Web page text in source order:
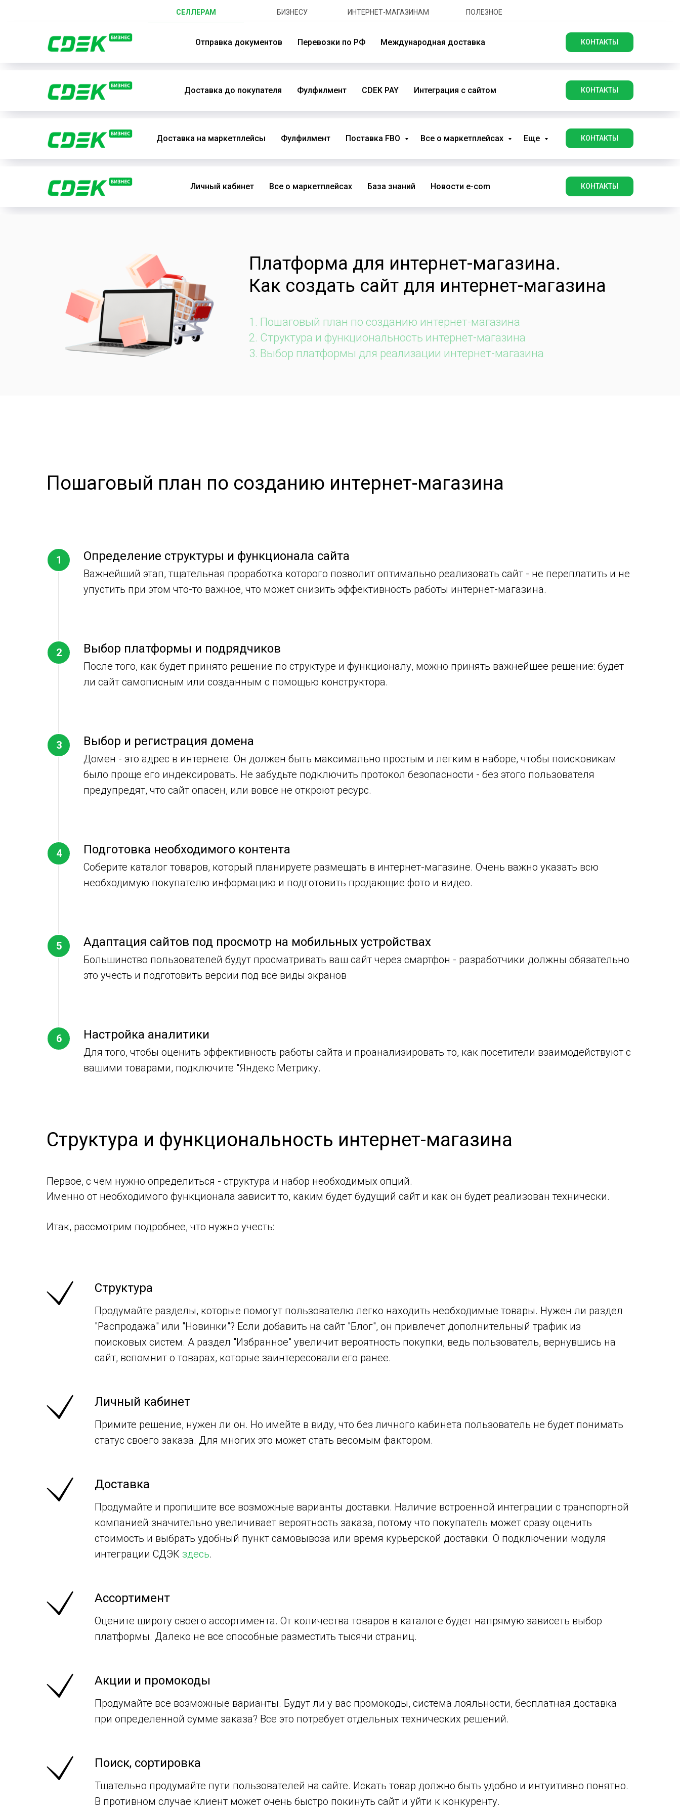
СЕЛЛЕРАМ БИЗНЕСУ ИНТЕРНЕТ-МАГАЗИНАМ ПОЛЕЗНОЕ
Отправка документов Перевозки по РФ Международная доставка КОНТАКТЫ
Доставка до покупателя Фулфилмент CDEK PAY Интеграция с сайтом КОНТАКТЫ
Доставка на маркетплейсы Фулфилмент Поставка FBO Все о маркетплейсах Еще КОНТАКТЫ
Личный кабинет Все о маркетплейсах База знаний Новости e-com КОНТАКТЫ
Платформа для интернет-магазина.
Как создать сайт для интернет-магазина
Пошаговый план по созданию интернет-магазина
Структура и функциональность интернет-магазина
Выбор платформы для реализации интернет-магазина
Пошаговый план по созданию интернет-магазина
Определение структуры и функционала сайта
Важнейший этап, тщательная проработка которого позволит оптимально реализовать сайт - не переплатить и не
упустить при этом что-то важное, что может снизить эффективность работы интернет-магазина.
Выбор платформы и подрядчиков
После того, как будет принято решение по структуре и функционалу, можно принять важнейшее решение: будет
ли сайт самописным или созданным с помощью конструктора.
Выбор и регистрация домена
Домен - это адрес в интернете. Он должен быть максимально простым и легким в наборе, чтобы поисковикам
было проще его индексировать. Не забудьте подключить протокол безопасности - без этого пользователя
предупредят, что сайт опасен, или вовсе не откроют ресурс.
Подготовка необходимого контента
Соберите каталог товаров, который планируете размещать в интернет-магазине. Очень важно указать всю
необходимую покупателю информацию и подготовить продающие фото и видео.
Адаптация сайтов под просмотр на мобильных устройствах
Большинство пользователей будут просматривать ваш сайт через смартфон - разработчики должны обязательно
это учесть и подготовить версии под все виды экранов
Настройка аналитики
Для того, чтобы оценить эффективность работы сайта и проанализировать то, как посетители взаимодействуют с
вашими товарами, подключите "Яндекс Метрику.
Структура и функциональность интернет-магазина
Первое, с чем нужно определиться - структура и набор необходимых опций.
Именно от необходимого функционала зависит то, каким будет будущий сайт и как он будет реализован технически.
Итак, рассмотрим подробнее, что нужно учесть:
Структура
Продумайте разделы, которые помогут пользователю легко находить необходимые товары. Нужен ли раздел
"Распродажа" или "Новинки"? Если добавить на сайт "Блог", он привлечет дополнительный трафик из
поисковых систем. А раздел "Избранное" увеличит вероятность покупки, ведь пользователь, вернувшись на
сайт, вспомнит о товарах, которые заинтересовали его ранее.
Личный кабинет
Примите решение, нужен ли он. Но имейте в виду, что без личного кабинета пользователь не будет понимать
статус своего заказа. Для многих это может стать весомым фактором.
Доставка
Продумайте и пропишите все возможные варианты доставки. Наличие встроенной интеграции с транспортной
компанией значительно увеличивает вероятность заказа, потому что покупатель может сразу оценить
стоимость и выбрать удобный пункт самовывоза или время курьерской доставки. О подключении модуля
интеграции СДЭК здесь.
Ассортимент
Оцените широту своего ассортимента. От количества товаров в каталоге будет напрямую зависеть выбор
платформы. Далеко не все способные разместить тысячи страниц.
Акции и промокоды
Продумайте все возможные варианты. Будут ли у вас промокоды, система лояльности, бесплатная доставка
при определенной сумме заказа? Все это потребует отдельных технических решений.
Поиск, сортировка
Тщательно продумайте пути пользователей на сайте. Искать товар должно быть удобно и интуитивно понятно.
В противном случае клиент может очень быстро покинуть сайт и уйти к конкуренту.